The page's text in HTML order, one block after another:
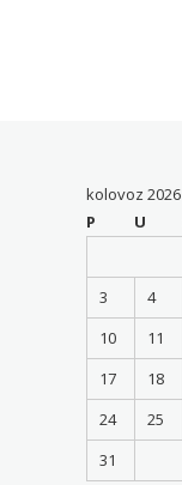
kolovoz 2026
P
U
3
4
10
11
17
18
24
25
31